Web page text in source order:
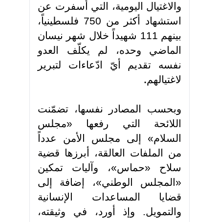
والاغتيال اليومية، التي أسفرت عن
استشهاد أكثر من 750 فلسطينياً،
بينهم 111 شهيداً خلال شهر نيسان
الماضي وحده، لم يكلّف العدو
نفسه تقديم أيّ ادّعاءات لتبرير
لاغتيالهم.
وبحسب المصادر نفسها، تضمّنت
اللائحة التي رفعها «مجلس
السلام» إلى مجلس الأمن عدداً
من الملفات العالقة، أبرزها قضية
سلاح «حماس»، وآليات تمكين
«المجلس الوطني»، إضافة إلى
قضايا المساعدات الإنسانية
والتمويل. وإذ أورد، في وثيقته،